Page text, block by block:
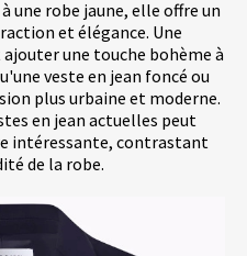
une robe jaune, elle offre un
et élégance. Une
une touche bohème à
veste en jean foncé ou
plus urbaine et moderne.
en jean actuelles peut
intéressante, contrastant
de la robe.